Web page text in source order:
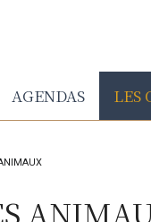
AGENDAS LES